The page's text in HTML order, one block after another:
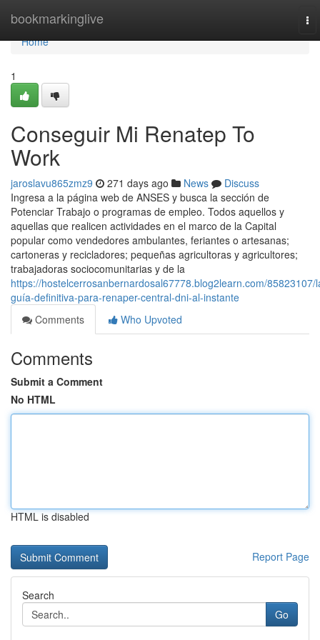
bookmarkinglive
Home
Home
1
Conseguir Mi Renatep To
Work
jaroslavu865zmz9 271 days ago News
Discuss
Ingresa a ​la página web de ANSES y busca la sección ⁢de
Potenciar Trabajo o programas de empleo. Todos aquellos y
aquellas que realicen actividades en el marco de la Capital
popular como vendedores ambulantes, feriantes o artesanas;
cartoneras y recicladores; pequeñas agricultoras y agricultores;
trabajadoras sociocomunitarias y de la
https://hostelcerrosanbernardosal67778.blog2learn.com/85823107/
guía-definitiva-para-renaper-central-dni-al-instante
Comments
Who Upvoted
Comments
Submit a Comment
No HTML
HTML is disabled
Report Page
Search
Go